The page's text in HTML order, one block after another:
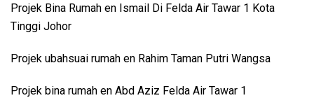
Projek Bina Rumah en Ismail Di Felda Air Tawar 1 Kota
Tinggi Johor
Projek ubahsuai rumah en Rahim Taman Putri Wangsa
Projek bina rumah en Abd Aziz Felda Air Tawar 1